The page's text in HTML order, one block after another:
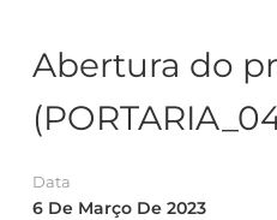
Abertura do
Data
6 De Março De 2023